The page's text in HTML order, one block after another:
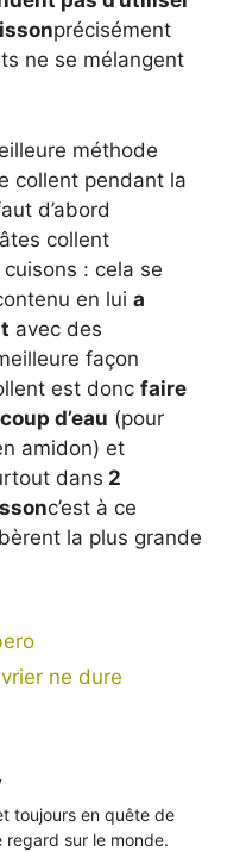
précisément
ne se mélangent
méthode
collent pendant la
d’abord
collent
: cela se
en lui a
avec des
façon
est donc faire
d’eau (pour
amidon) et
dans 2
c’est à ce
la plus grande
ne dure
toujours en quête de
regard sur le monde.